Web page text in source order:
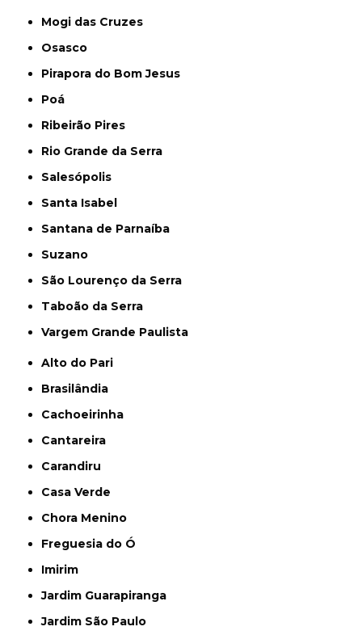
Mogi das Cruzes
Osasco
Pirapora do Bom Jesus
Poá
Ribeirão Pires
Rio Grande da Serra
Salesópolis
Santa Isabel
Santana de Parnaíba
Suzano
São Lourenço da Serra
Taboão da Serra
Vargem Grande Paulista
Alto do Pari
Brasilândia
Cachoeirinha
Cantareira
Carandiru
Casa Verde
Chora Menino
Freguesia do Ó
Imirim
Jardim Guarapiranga
Jardim São Paulo